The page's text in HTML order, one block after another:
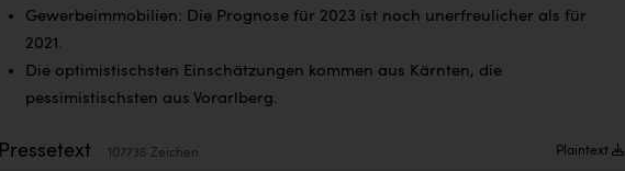
Gewerbeimmobilien: Die Prognose für 2023 ist noch unerfreulicher als für
2021.
Die optimistischsten Einschätzungen kommen aus Kärnten, die
pessimistischsten aus Vorarlberg.
Pressetext 107735 Zeichen Plaintext